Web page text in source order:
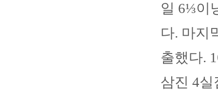
일 6⅓이
다. 마지
출했다.
삼진 4